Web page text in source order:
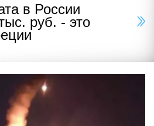
в России
руб. - это